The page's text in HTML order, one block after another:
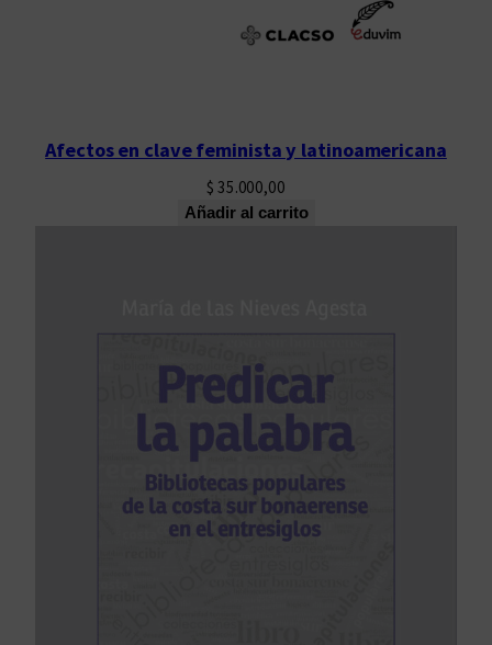
Afectos en clave feminista y latinoamericana
$ 35.000,00
Añadir al carrito